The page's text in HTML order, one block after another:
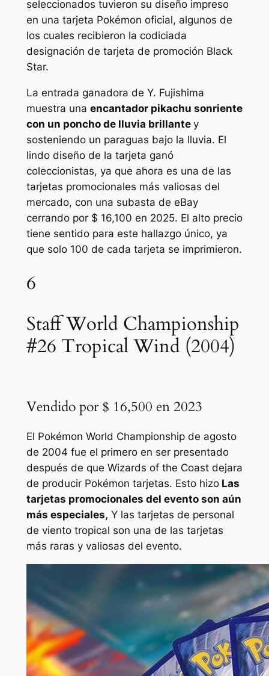
seleccionados tuvieron su diseño impreso
en una tarjeta Pokémon oficial, algunos de
los cuales recibieron la codiciada
designación de tarjeta de promoción Black
Star.
La entrada ganadora de Y. Fujishima
muestra una encantador pikachu sonriente
con un poncho de lluvia brillante y
sosteniendo un paraguas bajo la lluvia. El
lindo diseño de la tarjeta ganó
coleccionistas, ya que ahora es una de las
tarjetas promocionales más valiosas del
mercado, con una subasta de eBay
cerrando por $ 16,100 en 2025. El alto precio
tiene sentido para este hallazgo único, ya
que solo 100 de cada tarjeta se imprimieron.
6
Staff World Championship
#26 Tropical Wind (2004)
Vendido por $ 16,500 en 2023
El Pokémon World Championship de agosto
de 2004 fue el primero en ser presentado
después de que Wizards of the Coast dejara
de producir Pokémon tarjetas. Esto hizoLas
tarjetas promocionales del evento son aún
más especiales, Y las tarjetas de personal
de viento tropical son una de las tarjetas
más raras y valiosas del evento.